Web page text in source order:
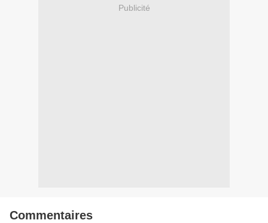
Publicité
Commentaires